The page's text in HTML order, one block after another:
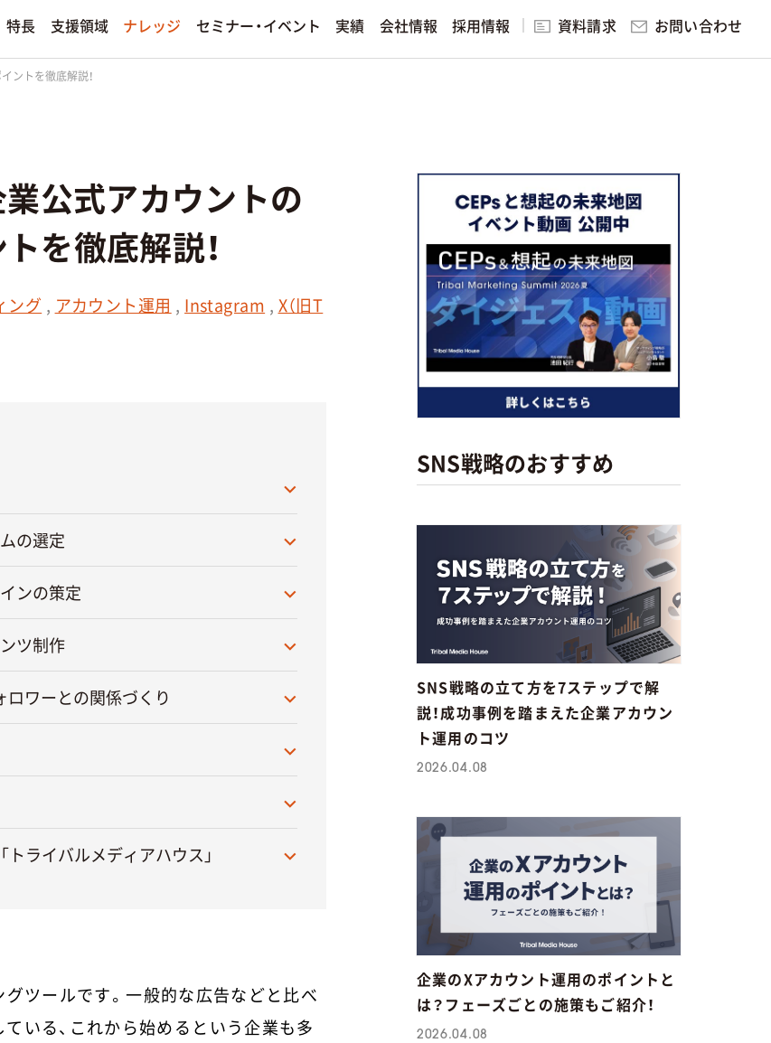
特長 支援領域 ナレッジ セミナー・イベント 実績 会社情報 採用情報 資料請求 お問い合わせ
熱狂ブランドマーケティング
ファンダムマーケティング
エンターテインメントマーケティング
その他の手法を見る
クリエイティブ制作
実践的マーケティング研修・講演
無料マーケティング学習サービ
ス
無料マーケティング学習サービス「MAR
ントを徹底解説！
公式アカウントの
を徹底解説！
ング , アカウント運用 , Instagram , X（旧T
の選定
ンの策定
ツ制作
ロワーとの関係づくり
ライバルメディアハウス」
ツールです。一般的な広告などと比べ
いる、これから始めるという企業も多
SNS戦略のおすすめ
SNS戦略の立て方を7ステップで解
説！成功事例を踏まえた企業アカウン
ト運用のコツ
2026.04.08
企業のXアカウント運用のポイントと
は？フェーズごとの施策もご紹介！
2026.04.08